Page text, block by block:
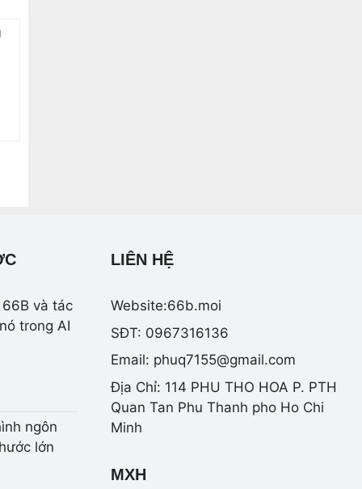
và tác
trong AI
ngôn
lớn
LIÊN HỆ
Website:66b.moi
SĐT: 0967316136
Email: phuq7155@gmail.com
Địa Chỉ: 114 PHU THO HOA P. PTH
Quan Tan Phu Thanh pho Ho Chi
Minh
MXH